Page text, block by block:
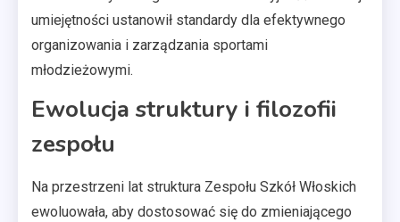
umiejętności ustanowił standardy dla efektywnego
organizowania i zarządzania sportami
młodzieżowymi.
Ewolucja struktury i filozofii
zespołu
Na przestrzeni lat struktura Zespołu Szkół Włoskich
ewoluowała, aby dostosować się do zmieniającego